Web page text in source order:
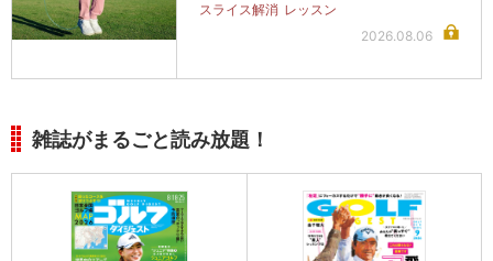
スライス解消 レッスン
2026.08.06
雑誌がまるごと読み放題！